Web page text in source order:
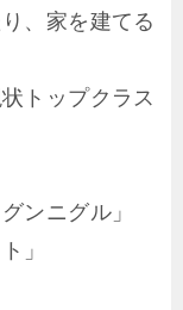
、家を建てる
トップクラス
ンニグル」
」